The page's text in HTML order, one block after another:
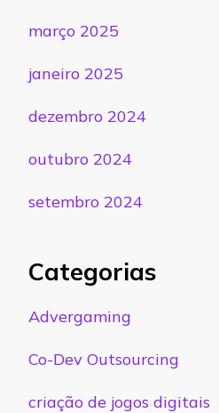
março 2025
janeiro 2025
dezembro 2024
outubro 2024
setembro 2024
Categorias
Advergaming
Co-Dev Outsourcing
criação de jogos digitais